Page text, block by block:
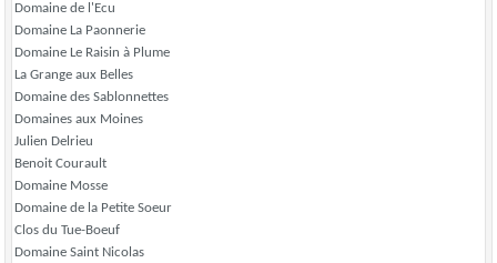
Domaine de l'Ecu
Domaine La Paonnerie
Domaine Le Raisin à Plume
La Grange aux Belles
Domaine des Sablonnettes
Domaines aux Moines
Julien Delrieu
Benoit Courault
Domaine Mosse
Domaine de la Petite Soeur
Clos du Tue-Boeuf
Domaine Saint Nicolas